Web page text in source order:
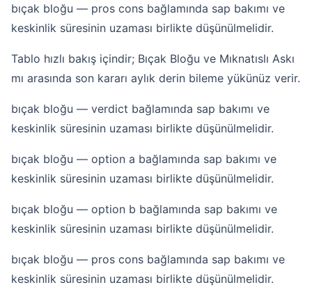
bıçak bloğu — pros cons bağlamında sap bakımı ve
keskinlik süresinin uzaması birlikte düşünülmelidir.
Tablo hızlı bakış içindir; Bıçak Bloğu ve Mıknatıslı Askı
mı arasında son kararı aylık derin bileme yükünüz verir.
bıçak bloğu — verdict bağlamında sap bakımı ve
keskinlik süresinin uzaması birlikte düşünülmelidir.
bıçak bloğu — option a bağlamında sap bakımı ve
keskinlik süresinin uzaması birlikte düşünülmelidir.
bıçak bloğu — option b bağlamında sap bakımı ve
keskinlik süresinin uzaması birlikte düşünülmelidir.
bıçak bloğu — pros cons bağlamında sap bakımı ve
keskinlik süresinin uzaması birlikte düşünülmelidir.